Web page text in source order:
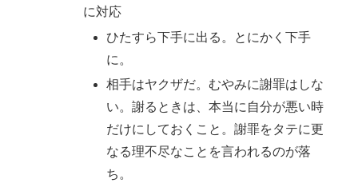
に対応
ひたすら下手に出る。とにかく下手
に。
相手はヤクザだ。むやみに謝罪はしな
い。謝るときは、本当に自分が悪い時
だけにしておくこと。謝罪をタテに更
なる理不尽なことを言われるのが落
ち。